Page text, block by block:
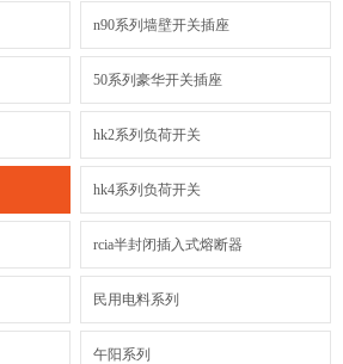
n90系列墙壁开关插座
50系列豪华开关插座
hk2系列负荷开关
hk4系列负荷开关
rcia半封闭插入式熔断器
民用电料系列
午阳系列